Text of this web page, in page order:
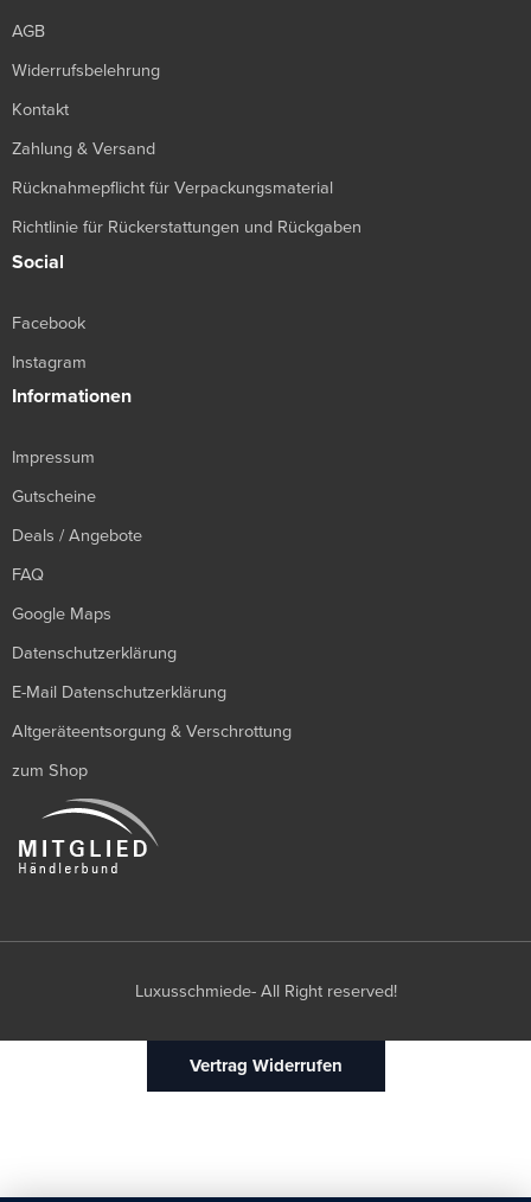
AGB
Widerrufsbelehrung
Kontakt
Zahlung & Versand
Rücknahmepflicht für Verpackungsmaterial
Richtlinie für Rückerstattungen und Rückgaben
Social
Facebook
Instagram
Informationen
Impressum
Gutscheine
Deals / Angebote
FAQ
Google Maps
Datenschutzerklärung
E-Mail Datenschutzerklärung
Altgeräteentsorgung & Verschrottung
zum Shop
Luxusschmiede- All Right reserved!
Vertrag Widerrufen